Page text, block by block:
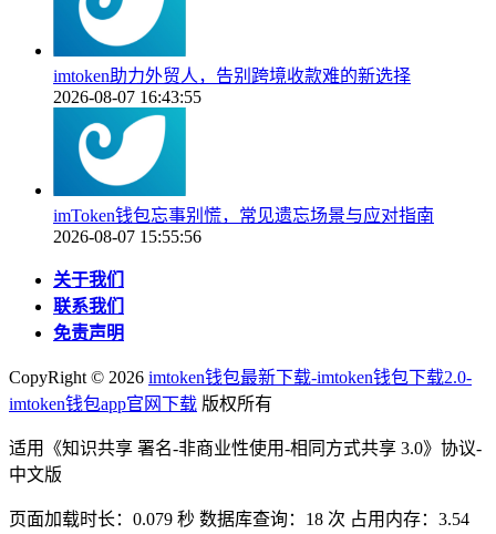
imtoken助力外贸人，告别跨境收款难的新选择
2026-08-07 16:43:55
imToken钱包忘事别慌，常见遗忘场景与应对指南
2026-08-07 15:55:56
关于我们
联系我们
免责声明
CopyRight © 2026 imtoken钱包最新下载-imtoken钱包下载2.0-
imtoken钱包app官网下载 版权所有
适用《知识共享 署名-非商业性使用-相同方式共享 3.0》协议-
中文版
页面加载时长：0.079 秒 数据库查询：18 次 占用内存：3.54